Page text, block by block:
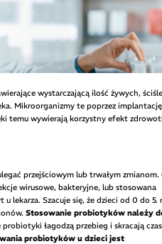
wystarczającą ilość żywych,
Mikroorganizmy te poprzez
temu wywierają korzystny efekt
przejściowym lub trwałym zmianom.
wirusowe, bakteryjne, lub stosowana
lekarza. Szacuje się, że dzieci od 0 do 5.
Stosowanie probiotyków należy
łagodzą przebieg i skracają
probiotyków u dzieci jest